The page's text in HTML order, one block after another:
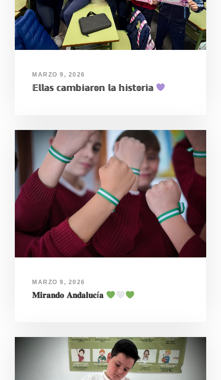
MARZO 9, 2026
𝔼𝕝𝕝𝕒𝕤 𝕔𝕒𝕞𝕓𝕚𝕒𝕣𝕠𝕟 𝕝𝕒 𝕙𝕚𝕤𝕥𝕠𝕣𝕚𝕒
MARZO 9, 2026
𝐌𝐢𝐫𝐚𝐧𝐝𝐨 𝐀𝐧𝐝𝐚𝐥𝐮𝐜í𝐚